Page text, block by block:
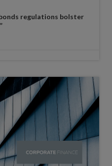
regulations bolster